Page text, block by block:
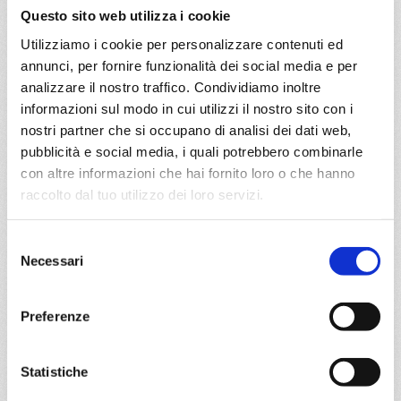
Questo sito web utilizza i cookie
Utilizziamo i cookie per personalizzare contenuti ed
annunci, per fornire funzionalità dei social media e per
analizzare il nostro traffico. Condividiamo inoltre
informazioni sul modo in cui utilizzi il nostro sito con i
nostri partner che si occupano di analisi dei dati web,
pubblicità e social media, i quali potrebbero combinarle
con altre informazioni che hai fornito loro o che hanno
raccolto dal tuo utilizzo dei loro servizi.
delNecessari
Preferenze
Statistiche
€ 863
a partire da
€ 863
DETTAGLI
daNapoli con MSC Divina